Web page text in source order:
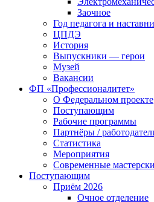
Заочное
Год педагога и
ЦПДЭ
История
Выпускники — герои
Музей
Вакансии
ФП «Профессионалитет»
О Федеральном проекте
Поступающим
Рабочие программы
Партнёры /
Статистика
Мероприятия
Современные
Поступающим
Приём 2026
Очное отделение